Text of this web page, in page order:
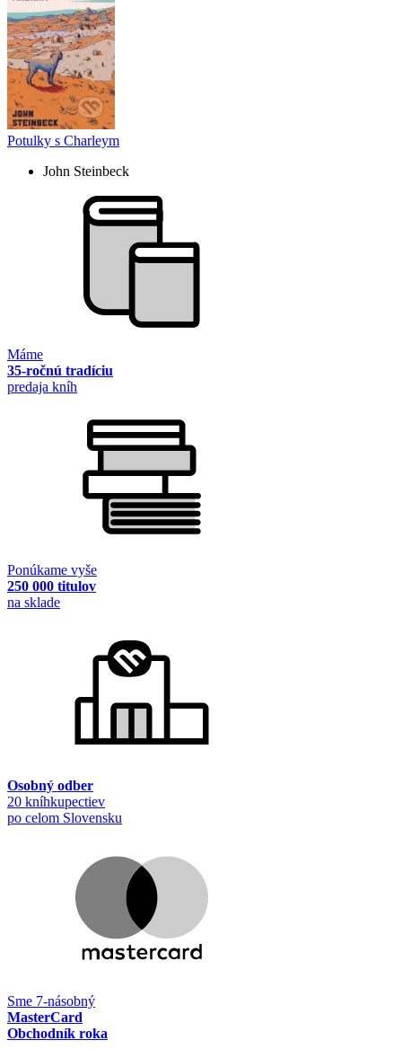
Potulky s Charleym
John Steinbeck
Máme
35-ročnú tradíciu
predaja kníh
Ponúkame vyše
250 000 titulov
na sklade
Osobný odber
20 kníhkupectiev
po celom Slovensku
Sme 7-násobný
MasterCard
Obchodník roka